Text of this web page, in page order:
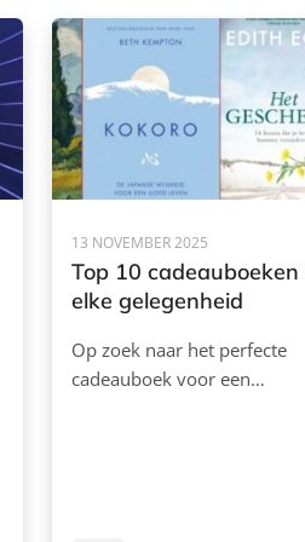
13 NOVEMBER 2025
Top 10 cadeauboeken
elke gelegenheid
Op zoek naar het perfecte
cadeauboek voor een…